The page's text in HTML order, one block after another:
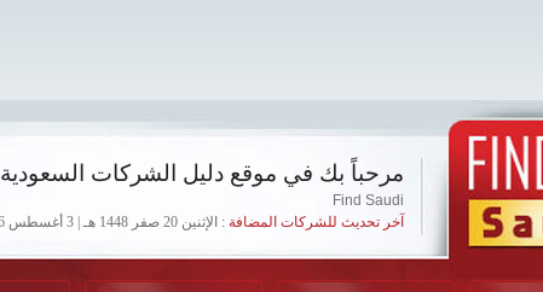
مرحباً بك في موقع دليل الشركات السعودية
Find Saudi
آخر تحديث للشركات المضافة : الإثنين 20 صفر 1448 هـ | 3 أغسطس 2026 م